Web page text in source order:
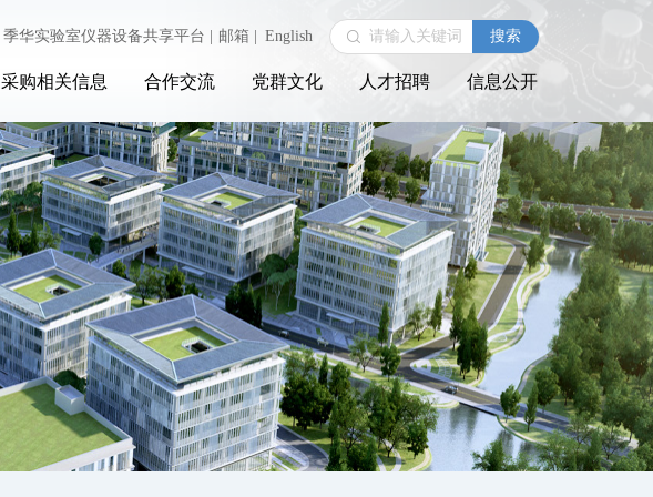
English
邮箱
季华实验室仪器设备共享平台
采购相关信息 合作交流 党群文化 人才招聘 信息公开